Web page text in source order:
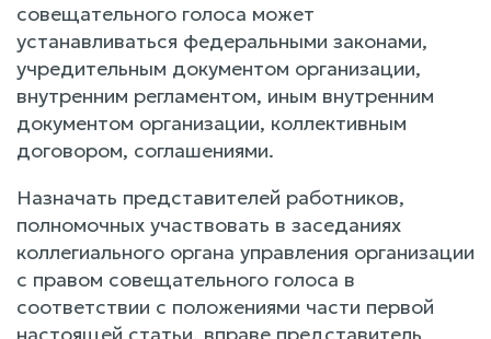
совещательного голоса может
устанавливаться федеральными законами,
учредительным документом организации,
внутренним регламентом, иным внутренним
документом организации, коллективным
договором, соглашениями.
Назначать представителей работников,
полномочных участвовать в заседаниях
коллегиального органа управления организации
с правом совещательного голоса в
соответствии с положениями части первой